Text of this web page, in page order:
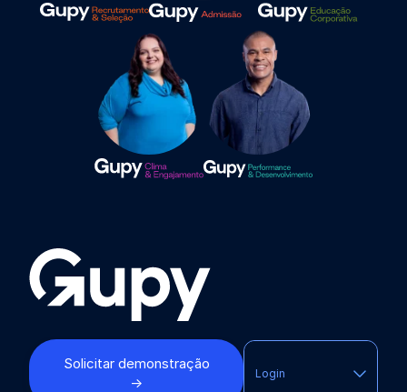
Solicitar demonstração
→
Login